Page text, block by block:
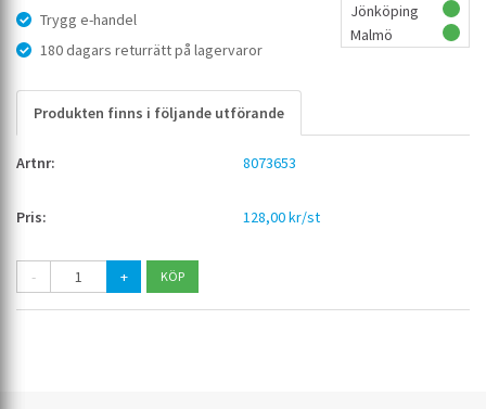
Trygg e-handel
180 dagars returrätt på lagervaror
Jönköping
Malmö
Produkten finns i följande utförande
8073653
128,00 kr/st
- +